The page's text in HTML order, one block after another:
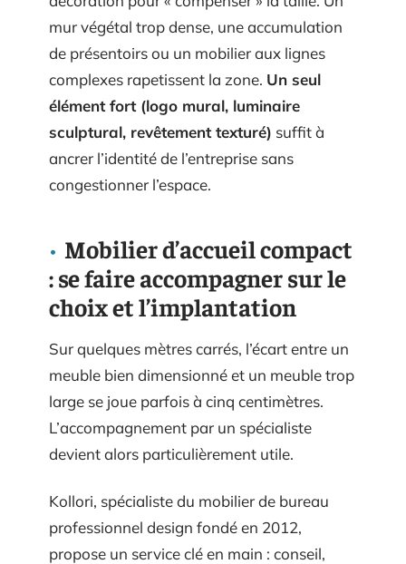
mur végétal trop dense, une accumulation
de présentoirs ou un mobilier aux lignes
complexes rapetissent la zone. Un seul
élément fort (logo mural, luminaire
sculptural, revêtement texturé) suffit à
ancrer l’identité de l’entreprise sans
congestionner l’espace.
Mobilier d’accueil compact
: se faire accompagner sur le
choix et l’implantation
Sur quelques mètres carrés, l’écart entre un
meuble bien dimensionné et un meuble trop
large se joue parfois à cinq centimètres.
L’accompagnement par un spécialiste
devient alors particulièrement utile.
Kollori, spécialiste du mobilier de bureau
professionnel design fondé en 2012,
propose un service clé en main : conseil,